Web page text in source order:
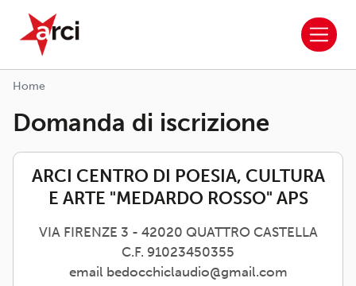
Salta al contenuto principale
ARCI APS
Home
Domanda di iscrizione
ARCI CENTRO DI POESIA, CULTURA
E ARTE "MEDARDO ROSSO" APS
VIA FIRENZE 3 - 42020 QUATTRO CASTELLA
C.F. 91023450355
email bedocchiclaudio@gmail.com